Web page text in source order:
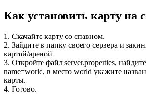
Как установить карту на
1. Скачайте карту со спавном.
2. Зайдите в папку своего сервера и
картой/ареной.
3. Откройте файл server.properties,
name=world, в место world укажите
карты.
4. Готово.